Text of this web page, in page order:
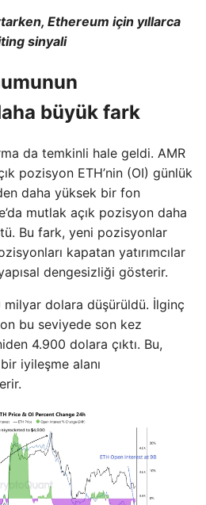
Ethereum için yıllarca
sinyali
büyük fark
da temkinli hale geldi. AMR
pozisyon ETH’nin (OI) günlük
daha yüksek bir fon
mutlak açık pozisyon daha
Bu fark, yeni pozisyonlar
kapatan yatırımcılar
dengesizliği gösterir.
milyar dolara düşürüldü. İlginç
bu seviyede son kez
4.900 dolara çıktı. Bu,
iyileşme alanı